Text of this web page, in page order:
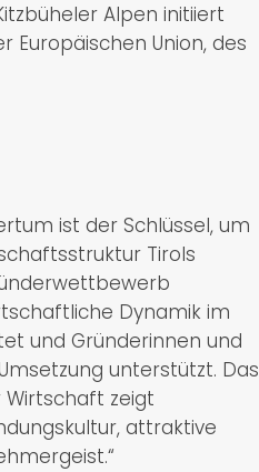
Alpen initiiert
Europäischen Union, des
ist der Schlüssel, um
Tirols
Dynamik im
und Gründerinnen und
unterstützt. Das
Wirtschaft zeigt
attraktive